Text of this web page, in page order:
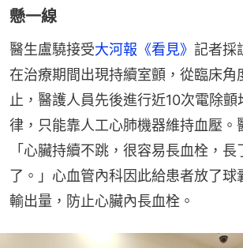
懸一線
醫生盧驍接受大河報《看見》 記者採
在治療期間出現持續室顫，從臨床角
止，醫護人員先後進行近10次電除顫
律，只能靠人工心肺機器維持血壓。
「心臟持續不跳，很容易長血栓，長
了。」心血管內科因此給患者放了球
輸出量，防止心臟內長血栓。